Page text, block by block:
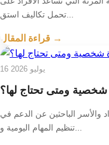
تحمل تكاليف استق...
قراءة المقال →
16 يوليو 2026
ومتى تحتاج لها؟
والأسر الباحثين عن الدعم في